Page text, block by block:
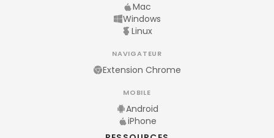
Mac
Windows
Linux
NAVIGATEUR
Extension Chrome
MOBILE
Android
iPhone